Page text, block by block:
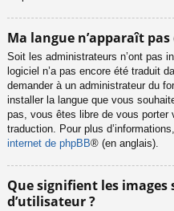
Ma langue n’apparaît
Soit les administrateurs n’ont pas
logiciel n’a pas encore été traduit
demander à un administrateur du
installer la langue que vous
pas, vous êtes libre de vous porter
traduction. Pour plus
internet de phpBB® (en anglais).
Que signifient les images
d’utilisateur ?